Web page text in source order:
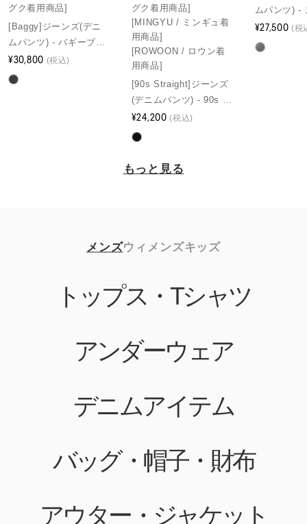
グク着用商品]
[Baggy]ジーンズ(デニ
ムパンツ) - バギーブル
ーアッシュストーンジ
ーンズ
¥30,800 (税込)
グク着用商品]
[MINGYU / ミンギュ着
用商品]
[ROWOON / ロウン着
用商品]
[90s Straight]ジーンズ
(デニムパンツ) - 90s ス
トレートクラシックジ
ーンズ
¥24,200(税込)
ムパンツ) -
バギージー
¥27,500(税
もっと見る
メンズ
トップス・Tシャツ
アンダーウェア
デニムアイテム
バッグ・帽子・財布
アウター・ジャケット
ウィメンズキッズ